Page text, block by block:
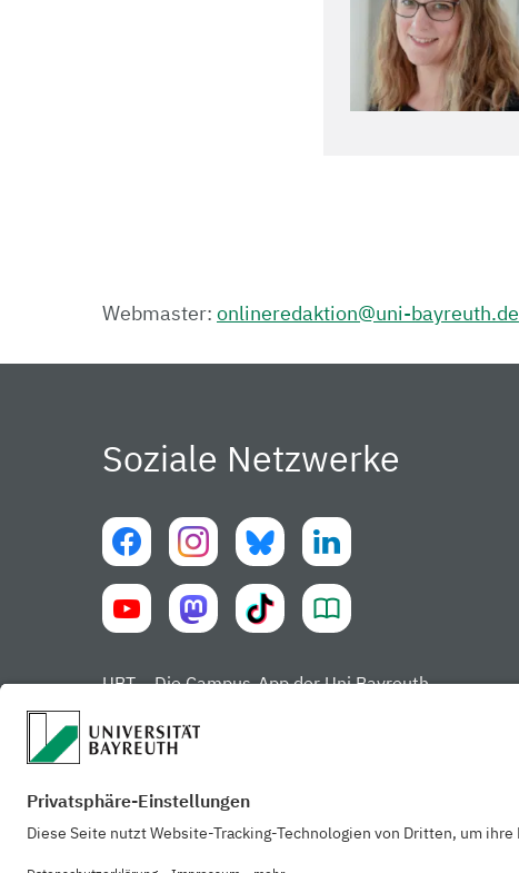
Webmaster: onlineredaktion@uni-bayreuth.de
Soziale Netzwerke
UBT – Die Campus-App der Uni Bayreuth